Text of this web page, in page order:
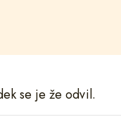
se je že odvil.